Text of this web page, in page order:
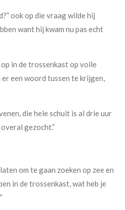
ook op die vraag wilde hij
want hij kwam nu pas echt
in de trossenkast op volle
er een woord tussen te krijgen,
die hele schuit is al drie uur
gezocht.”
om te gaan zoeken op zee en
in de trossenkast, wat heb je